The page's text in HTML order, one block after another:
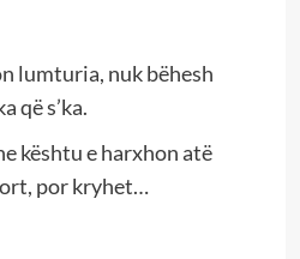
lumturia, nuk bëhesh
që s’ka.
kështu e harxhon atë
por kryhet…